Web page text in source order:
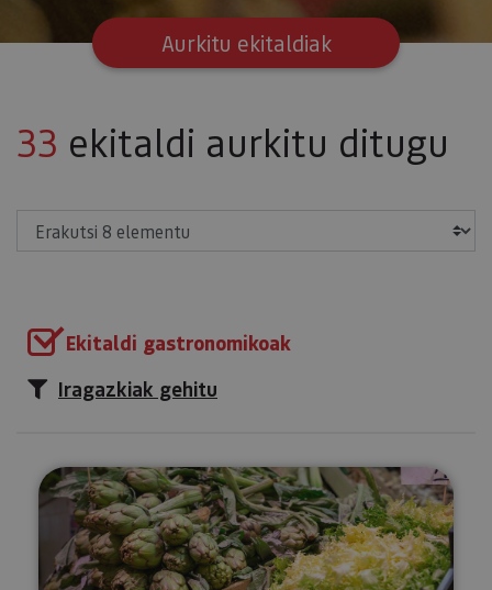
Aurkitu ekitaldiak
33 ekitaldi aurkitu ditugu
Ekitaldi gastronomikoak
Iragazkiak gehitu
Tokiko produktuen merkatuak